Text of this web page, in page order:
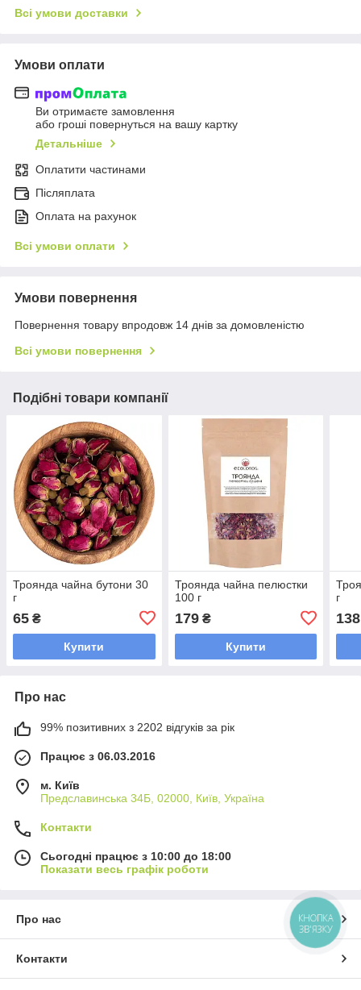
Всі умови доставки
Умови оплати
Ви отримаєте замовлення
або гроші повернуться на вашу картку
Детальніше
Оплатити частинами
Післяплата
Оплата на рахунок
Всі умови оплати
Умови повернення
Повернення товару впродовж 14 днів за домовленістю
Всі умови повернення
Подібні товари компанії
Троянда чайна бутони 30
г
65 ₴
Купити
Троянда чайна пелюстки
100 г
179₴
Купити
г
138
Про нас
99% позитивних з 2202 відгуків за рік
Працює з 06.03.2016
м. Київ
Предславинська 34Б, 02000, Київ, Україна
Контакти
Сьогодні працює з 10:00 до 18:00
Показати весь графік роботи
Про нас
Контакти
КНОПКА
ЗВ'ЯЗКУ